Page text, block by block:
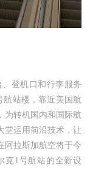
登机口和行李服务
航站楼，靠近美国航
为转机国内和国际航
堂运用前沿技术，让
阿拉斯加航空将于今
克1号航站的全新设